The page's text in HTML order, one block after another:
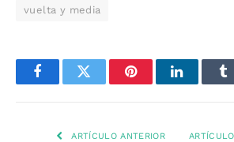
vuelta y media
FacebookTwitter PinterestLinkedIn
ARTÍCULO ANTERIOR